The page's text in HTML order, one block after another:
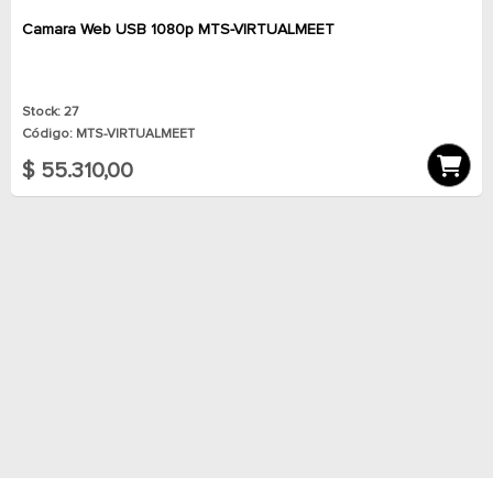
Camara Web USB 1080p MTS-VIRTUALMEET
Stock: 27
Código: MTS-VIRTUALMEET
$ 55.310,00